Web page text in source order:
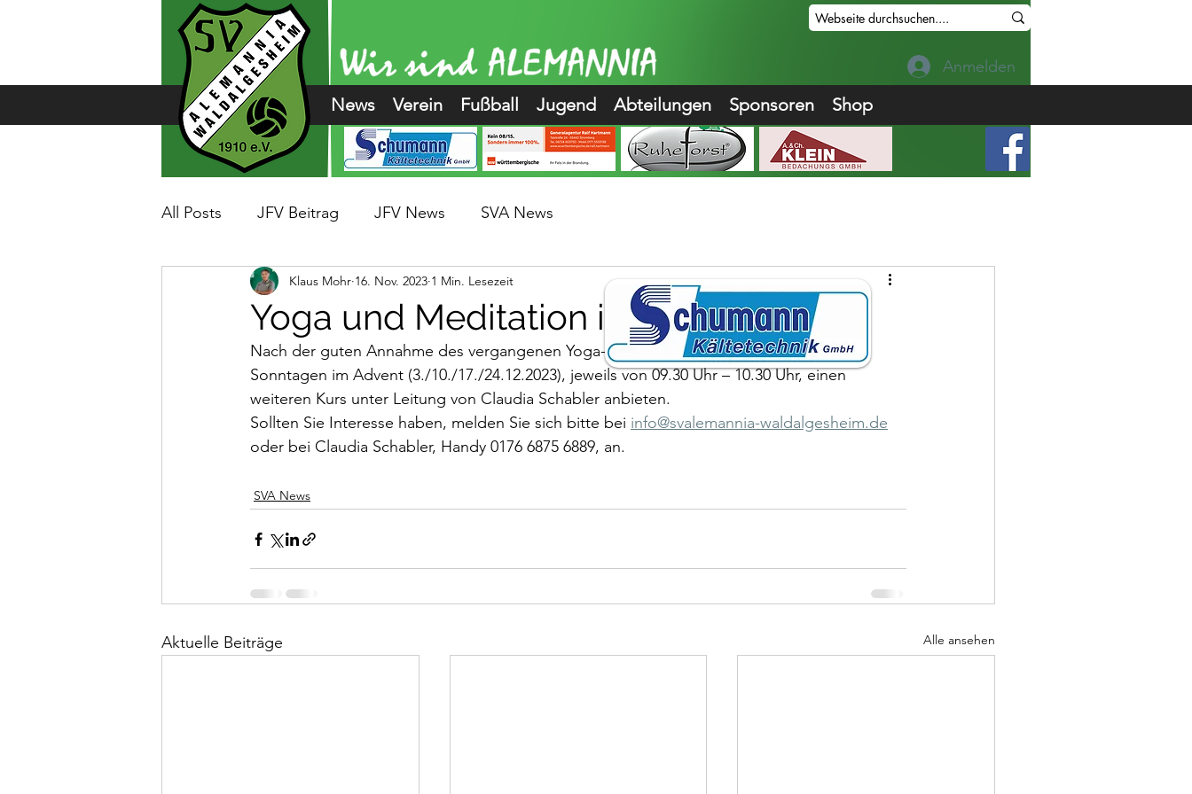
News Verein Fußball Jugend Abteilungen Sponsoren Shop
Anmelden
All Posts JFV Beitrag JFV News SVA News
Yoga und Meditation im Advent
Klaus Mohr 16. Nov. 2023 1 Min. Lesezeit
Nach der guten Annahme des vergangenen Yoga-Kurses möchte die Alemannia an vier
Sonntagen im Advent (3./10./17./24.12.2023), jeweils von 09.30 Uhr – 10.30 Uhr, einen
weiteren Kurs unter Leitung von Claudia Schabler anbieten.
Sollten Sie Interesse haben, melden Sie sich bitte bei info@svalemannia-waldalgesheim.de
oder bei Claudia Schabler, Handy 0176 6875 6889, an.
SVA News
Aktuelle Beiträge Alle ansehen